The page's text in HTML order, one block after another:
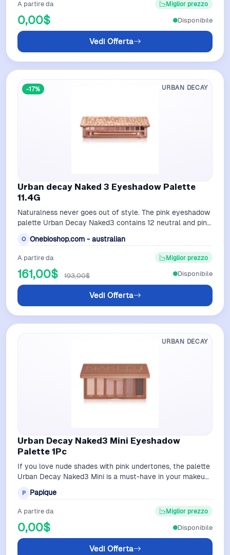
A partire da
0,00$
Miglior prezzo
Vedi Offerta
Disponibile
-17% URBAN DECAY
Urban decay Naked 3 Eyeshadow Palette
11.4G
Naturalness never goes out of style. The pink eyeshadow
palette Urban Decay Naked3 contains 12 neutral and pink
O Onebioshop.com - australian
A partire da
161,00$ 193,00$
Miglior prezzo
Vedi Offerta
Disponibile
URBAN DECAY
Urban Decay Naked3 Mini Eyeshadow
Palette 1Pc
If you love nude shades with pink undertones, the palette
Urban Decay Naked3 Mini is a must-have in your makeup
P Papique
A partire da
0,00$
Miglior prezzo
Vedi Offerta
Disponibile